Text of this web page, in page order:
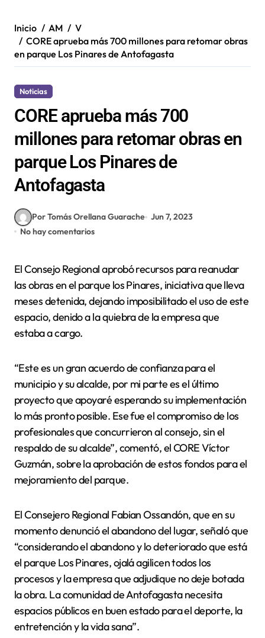
Inicio AM
V
CORE aprueba más 700 millones para retomar obras
en parque Los Pinares de Antofagasta
Noticias
CORE aprueba más 700
millones para retomar obras en
parque Los Pinares de
Antofagasta
Por Tomás Orellana Guarache Jun 7, 2023
No hay comentarios
El Consejo Regional aprobó recursos para reanudar
las obras en el parque los Pinares, iniciativa que lleva
meses detenida, dejando imposibilitado el uso de este
espacio, denido a la quiebra de la empresa que
estaba a cargo.
“Este es un gran acuerdo de confianza para el
municipio y su alcalde, por mi parte es el último
proyecto que apoyaré esperando su implementación
lo más pronto posible. Ese fue el compromiso de los
profesionales que concurrieron al consejo, sin el
respaldo de su alcalde”, comentó, el CORE Víctor
Guzmán, sobre la aprobación de estos fondos para el
mejoramiento del parque.
El Consejero Regional Fabian Ossandón, que en su
momento denunció el abandono del lugar, señaló que
“considerando el abandono y lo deteriorado que está
el parque Los Pinares, ojalá agilicen todos los
procesos y la empresa que adjudique no deje botada
la obra. La comunidad de Antofagasta necesita
espacios públicos en buen estado para el deporte, la
entretención y la vida sana”.